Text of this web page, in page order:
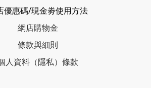
優惠碼/現金劵使用方法
網店購物金
條款與細則
人資料（隱私）條款